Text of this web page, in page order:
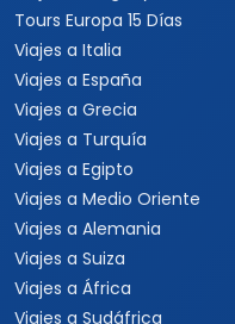
Viajes a Centroamérica
Viajes a Costa Rica
Viajes a Panamá
Viajes a Argentina
Viajes a Brasil
Viajes a Uruguay
Tours Europa 15 Días
Viajes a Italia
Viajes a España
Viajes a Grecia